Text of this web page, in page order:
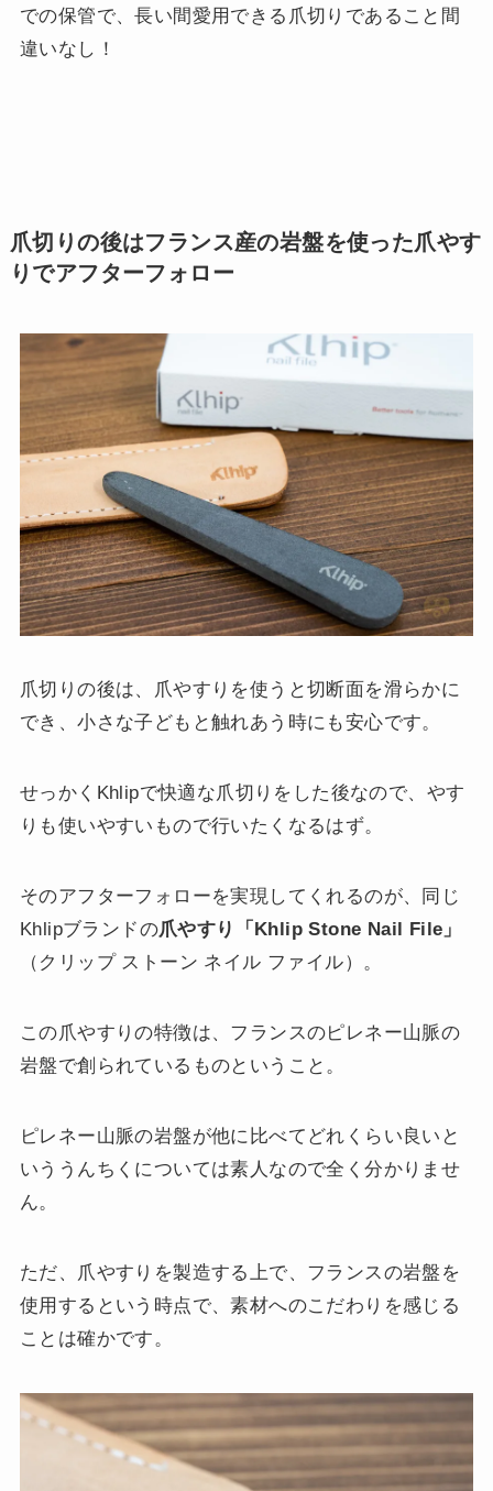
での保管で、長い間愛用できる爪切りであること間
違いなし！
爪切りの後はフランス産の岩盤を使った爪やす
りでアフターフォロー
爪切りの後は、爪やすりを使うと切断面を滑らかに
でき、小さな子どもと触れあう時にも安心です。
せっかくKhlipで快適な爪切りをした後なので、やす
りも使いやすいもので行いたくなるはず。
そのアフターフォローを実現してくれるのが、同じ
Khlipブランドの爪やすり「Khlip Stone Nail File」
（クリップ ストーン ネイル ファイル）。
この爪やすりの特徴は、フランスのピレネー山脈の
岩盤で創られているものということ。
ピレネー山脈の岩盤が他に比べてどれくらい良いと
いううんちくについては素人なので全く分かりませ
ん。
ただ、爪やすりを製造する上で、フランスの岩盤を
使用するという時点で、素材へのこだわりを感じる
ことは確かです。